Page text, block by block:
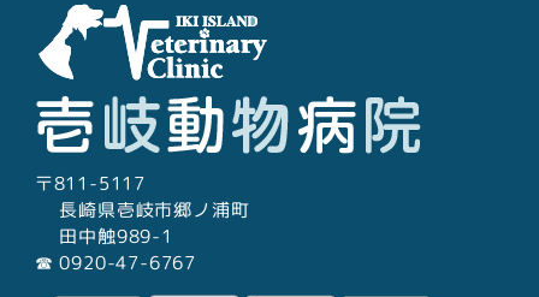
〒811-5117
長崎県壱岐市郷ノ浦町
田中触989-1
☎︎ 0920-47-6767